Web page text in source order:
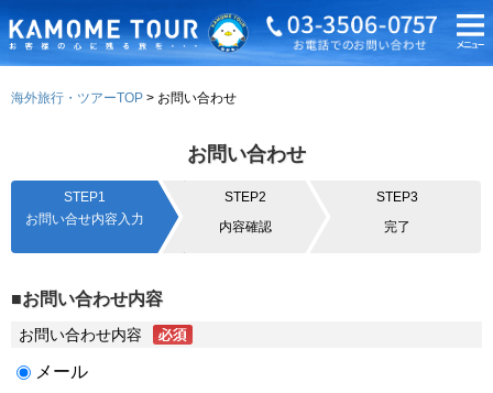
海外旅行・ツアーTOP お問い合わせ
お問い合わせ
STEP1
お問い合せ内容入力
STEP2
内容確認
STEP3
完了
■お問い合わせ内容
お問い合わせ内容
メール